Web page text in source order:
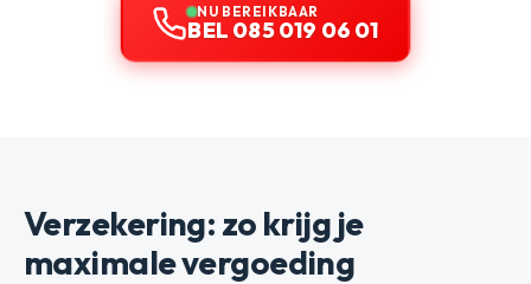
NU BEREIKBAAR
BEL 085 019 06 01
Verzekering: zo krijg je
maximale vergoeding